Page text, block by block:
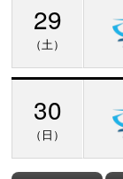
29
（土）
30
（日）